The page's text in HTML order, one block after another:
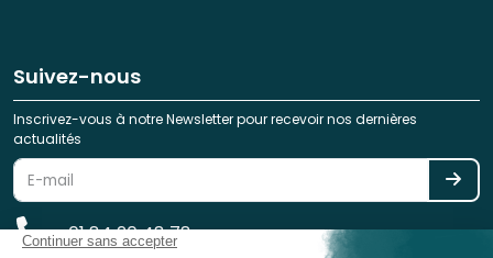
Suivez-nous
Inscrivez-vous à notre Newsletter pour recevoir nos dernières
actualités
01 84 20 48 78